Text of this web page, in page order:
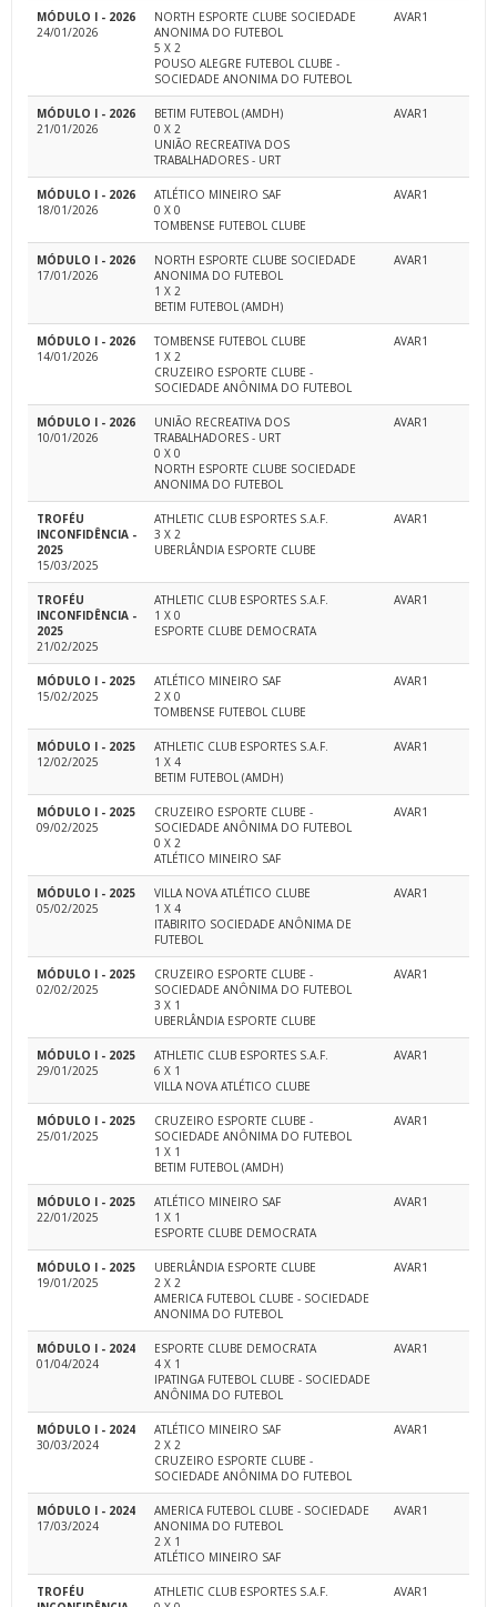
MÓDULO I - 2026
24/01/2026
NORTH ESPORTE CLUBE SOCIEDADE
ANONIMA DO FUTEBOL
5 X 2
POUSO ALEGRE FUTEBOL CLUBE -
SOCIEDADE ANONIMA DO FUTEBOL
AVAR1
MÓDULO I - 2026
21/01/2026
BETIM FUTEBOL (AMDH)
0 X 2
UNIÃO RECREATIVA DOS
TRABALHADORES - URT
AVAR1
MÓDULO I - 2026
18/01/2026
ATLÉTICO MINEIRO SAF
0 X 0
TOMBENSE FUTEBOL CLUBE
AVAR1
MÓDULO I - 2026
17/01/2026
NORTH ESPORTE CLUBE SOCIEDADE
ANONIMA DO FUTEBOL
1 X 2
BETIM FUTEBOL (AMDH)
AVAR1
MÓDULO I - 2026
14/01/2026
TOMBENSE FUTEBOL CLUBE
1 X 2
CRUZEIRO ESPORTE CLUBE -
SOCIEDADE ANÔNIMA DO FUTEBOL
AVAR1
MÓDULO I - 2026
10/01/2026
UNIÃO RECREATIVA DOS
TRABALHADORES - URT
0 X 0
NORTH ESPORTE CLUBE SOCIEDADE
ANONIMA DO FUTEBOL
AVAR1
TROFÉU
INCONFIDÊNCIA -
2025
15/03/2025
ATHLETIC CLUB ESPORTES S.A.F.
3 X 2
UBERLÂNDIA ESPORTE CLUBE
AVAR1
TROFÉU
INCONFIDÊNCIA -
2025
21/02/2025
ATHLETIC CLUB ESPORTES S.A.F.
1 X 0
ESPORTE CLUBE DEMOCRATA
AVAR1
MÓDULO I - 2025
15/02/2025
ATLÉTICO MINEIRO SAF
2 X 0
TOMBENSE FUTEBOL CLUBE
AVAR1
MÓDULO I - 2025
12/02/2025
ATHLETIC CLUB ESPORTES S.A.F.
1 X 4
BETIM FUTEBOL (AMDH)
AVAR1
MÓDULO I - 2025
09/02/2025
CRUZEIRO ESPORTE CLUBE -
SOCIEDADE ANÔNIMA DO FUTEBOL
0 X 2
ATLÉTICO MINEIRO SAF
AVAR1
MÓDULO I - 2025
05/02/2025
VILLA NOVA ATLÉTICO CLUBE
1 X 4
ITABIRITO SOCIEDADE ANÔNIMA DE
FUTEBOL
AVAR1
MÓDULO I - 2025
02/02/2025
CRUZEIRO ESPORTE CLUBE -
SOCIEDADE ANÔNIMA DO FUTEBOL
3 X 1
UBERLÂNDIA ESPORTE CLUBE
AVAR1
MÓDULO I - 2025
29/01/2025
ATHLETIC CLUB ESPORTES S.A.F.
6 X 1
VILLA NOVA ATLÉTICO CLUBE
AVAR1
MÓDULO I - 2025
25/01/2025
CRUZEIRO ESPORTE CLUBE -
SOCIEDADE ANÔNIMA DO FUTEBOL
1 X 1
BETIM FUTEBOL (AMDH)
AVAR1
MÓDULO I - 2025
22/01/2025
ATLÉTICO MINEIRO SAF
1 X 1
ESPORTE CLUBE DEMOCRATA
AVAR1
MÓDULO I - 2025
19/01/2025
UBERLÂNDIA ESPORTE CLUBE
2 X 2
AMERICA FUTEBOL CLUBE - SOCIEDADE
ANONIMA DO FUTEBOL
AVAR1
MÓDULO I - 2024
01/04/2024
ESPORTE CLUBE DEMOCRATA
4 X 1
IPATINGA FUTEBOL CLUBE - SOCIEDADE
ANÔNIMA DO FUTEBOL
AVAR1
MÓDULO I - 2024
30/03/2024
ATLÉTICO MINEIRO SAF
2 X 2
CRUZEIRO ESPORTE CLUBE -
SOCIEDADE ANÔNIMA DO FUTEBOL
AVAR1
MÓDULO I - 2024
17/03/2024
AMERICA FUTEBOL CLUBE - SOCIEDADE
ANONIMA DO FUTEBOL
2 X 1
ATLÉTICO MINEIRO SAF
AVAR1
TROFÉU
ATHLETIC CLUB ESPORTES S.A.F.
AVAR1